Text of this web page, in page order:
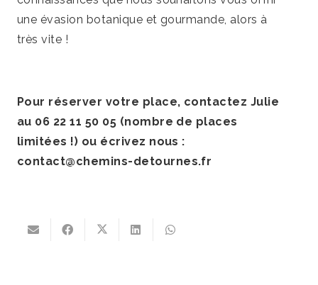
une évasion botanique et gourmande, alors à
très vite !
Pour réserver votre place, contactez Julie
au 06 22 11 50 05 (nombre de places
limitées !) ou écrivez nous :
contact@chemins-detournes.fr